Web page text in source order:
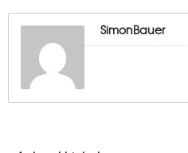
SimonBauer